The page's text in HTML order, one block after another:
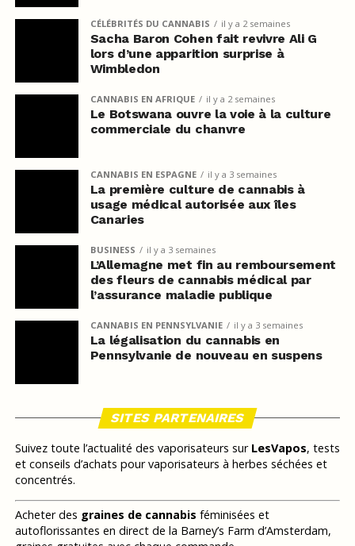
CÉLÉBRITÉS DU CANNABIS il y a 2 semaines
Sacha Baron Cohen fait revivre Ali G
lors d’une apparition surprise à
Wimbledon
CANNABIS EN AFRIQUE il y a 2 semaines
Le Botswana ouvre la voie à la culture
commerciale du chanvre
CANNABIS EN ESPAGNE il y a 3 semaines
La première culture de cannabis à
usage médical autorisée aux îles
Canaries
BUSINESS il y a 3 semaines
L’Allemagne met fin au remboursement
des fleurs de cannabis médical par
l’assurance maladie publique
CANNABIS EN PENNSYLVANIE il y a 3 semaines
La légalisation du cannabis en
Pennsylvanie de nouveau en suspens
SITES PARTENAIRES
Suivez toute l’actualité des vaporisateurs sur LesVapos, tests
et conseils d’achats pour vaporisateurs à herbes séchées et
concentrés.
Acheter des graines de cannabis féminisées et
autoflorissantes en direct de la Barney’s Farm d’Amsterdam,